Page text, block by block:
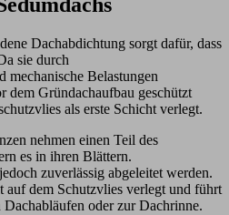
Dachabdichtung sorgt dafür, dass
sie durch
mechanische Belastungen
dem Gründachaufbau geschützt
als erste Schicht verlegt.
nehmen einen Teil des
es in ihren Blättern.
zuverlässig abgeleitet werden.
dem Schutzvlies verlegt und führt
oder zur Dachrinne.